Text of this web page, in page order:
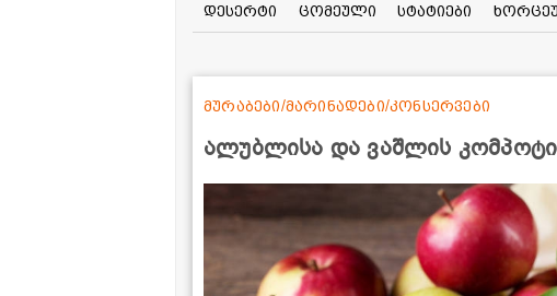
დესერტი ცომეული სტატიები
ალუბლისა და ვაშლის
მურაბები/მარინადები/კონსერვები